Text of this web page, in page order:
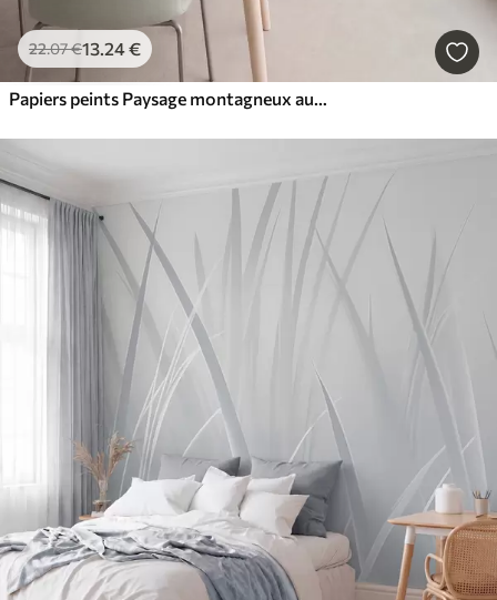
22.07€13.24€
Papiers peints Paysage montagneux aux reliefs variés